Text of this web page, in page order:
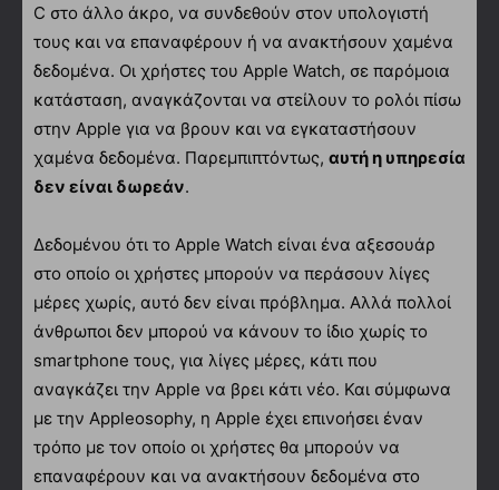
C στο άλλο άκρο, να συνδεθούν στον υπολογιστή
τους και να επαναφέρουν ή να ανακτήσουν χαμένα
δεδομένα. Οι χρήστες του Apple Watch, σε παρόμοια
κατάσταση, αναγκάζονται να στείλουν το ρολόι πίσω
στην Apple για να βρουν και να εγκαταστήσουν
χαμένα δεδομένα. Παρεμπιπτόντως, αυτή η υπηρεσία
δεν είναι δωρεάν.
Δεδομένου ότι το Apple Watch είναι ένα αξεσουάρ
στο οποίο οι χρήστες μπορούν να περάσουν λίγες
μέρες χωρίς, αυτό δεν είναι πρόβλημα. Αλλά πολλοί
άνθρωποι δεν μπορού να κάνουν το ίδιο χωρίς το
smartphone τους, για λίγες μέρες, κάτι που
αναγκάζει την Apple να βρει κάτι νέο. Και σύμφωνα
με την Appleosophy, η Apple έχει επινοήσει έναν
τρόπο με τον οποίο οι χρήστες θα μπορούν να
επαναφέρουν και να ανακτήσουν δεδομένα στο